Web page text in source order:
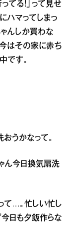
てる！」って見せ
ハマってしまっ
んしか買わな
今はその家に赤ち
です。
うかなって。
ん今日換気扇洗
て…。忙しい忙し
今日も夕飯作らな